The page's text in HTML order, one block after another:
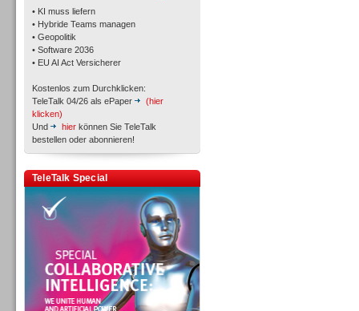
• KI muss liefern
• Hybride Teams managen
• Geopolitik
• Software 2036
• EU AI Act Versicherer
Kostenlos zum Durchklicken:
TeleTalk 04/26 als ePaper
(hier
klicken)
Und
hier können Sie TeleTalk
bestellen oder abonnieren!
TeleTalk Special
Workforce-Management
Personal